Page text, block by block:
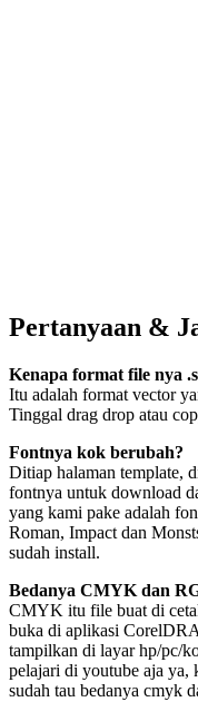
Pertanyaan &
Kenapa format file nya
Itu adalah format vector
Tinggal drag drop atau
Fontnya kok berubah?
Ditiap halaman template,
fontnya untuk download
yang kami pake adalah
Roman, Impact dan
sudah install.
Bedanya CMYK dan
CMYK itu file buat di
buka di aplikasi
tampilkan di layar hp/pc/
pelajari di youtube aja ya,
sudah tau bedanya cmyk